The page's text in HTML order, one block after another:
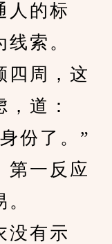
人的标
索。
周，这
道：
了。”
一反应
有示